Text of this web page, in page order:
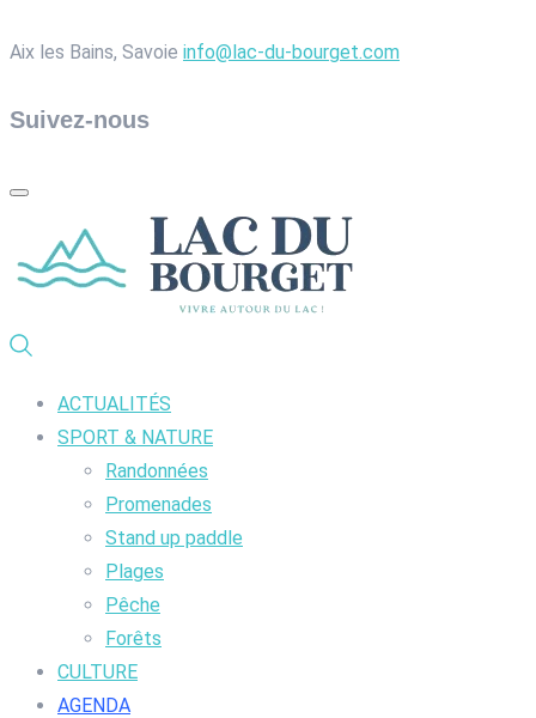
Aix les Bains, Savoie info@lac-du-bourget.com
Suivez-nous
ACTUALITÉS
SPORT & NATURE
Randonnées
Promenades
Stand up paddle
Plages
Pêche
Forêts
CULTURE
AGENDA